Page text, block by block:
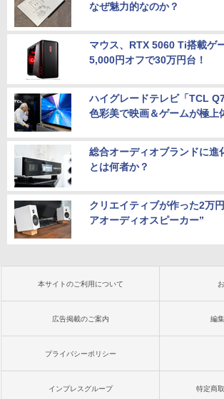
なぜ魅力的なのか？
マウス、RTX 5060 Ti搭載ゲ
5,000円オフで30万円台！
ハイグレードテレビ「TCL
色彩美で映画＆ゲームが極上
総合オーディオブランドに進
とは何者か？
クリエイティブが作った2万
アオーディオスピーカー”
本サイトのご利用について
広告掲載のご案内 編
プライバシーポリシー
インプレスグループ 特定商